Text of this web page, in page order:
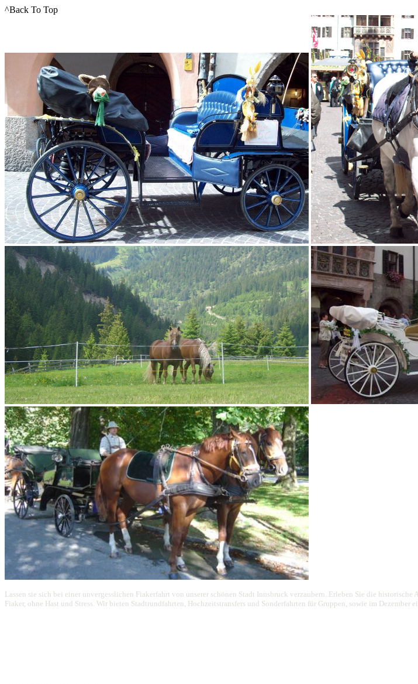
^Back To Top
Lassen sie sich bei einer unvergesslichen Fiakerfahrt von unserer schönen Stadt Innsbruck verzaubern. Erleben Sie die
Fiaker, ohne Hast und Stress. Wir bieten Stadtrundfahrten, Hochzeitstransfers und Sonderfahrten für Gruppen, sowie im